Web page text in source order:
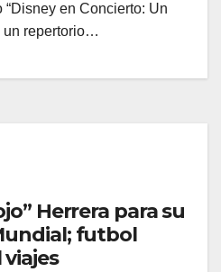
en Concierto: Un
un repertorio…
Herrera para su
futbol